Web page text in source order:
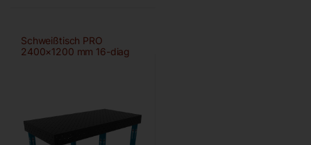
Schweißtisch PRO
2400×1200 mm 16-diag